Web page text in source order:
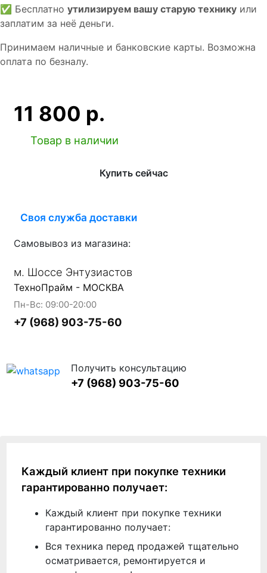
✅ Бесплатно утилизируем вашу старую технику или
заплатим за неё деньги.
Принимаем наличные и банковские карты. Возможна
оплата по безналу.
11 800 р.
Товар в наличии
Купить сейчас
Своя служба доставки
Самовывоз из магазина:
м. Шоссе Энтузиастов
ТехноПрайм - МОСКВА
Пн-Вс: 09:00-20:00
+7 (968) 903-75-60
Получить консультацию
+7 (968) 903-75-60
Каждый клиент при покупке техники
гарантированно получает:
Каждый клиент при покупке техники
гарантированно получает:
Вся техника перед продажей тщательно
осматривается, ремонтируется и